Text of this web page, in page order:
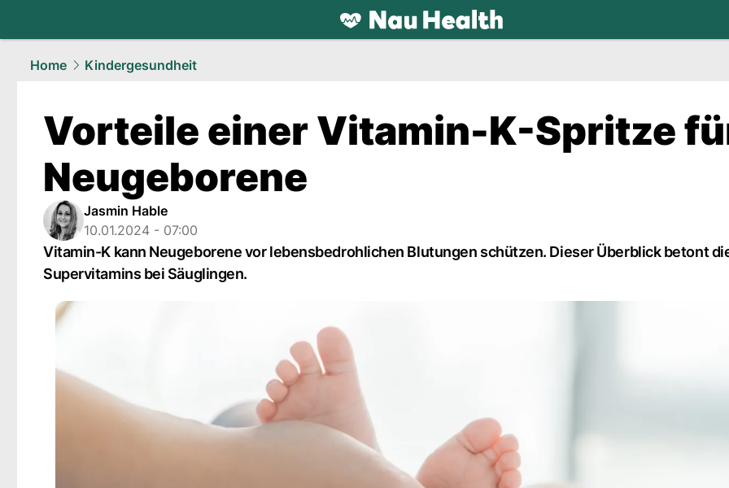
health.NAU.ch
Home
Kindergesundheit
Vorteile einer Vitamin-K-Spritze
Neugeborene
Jasmin Hable
10.01.2024 - 07:00
Vitamin-K kann Neugeborene vor lebensbedrohlichen Blutungen schützen. Dieser Überblick betont
Supervitamins bei Säuglingen.